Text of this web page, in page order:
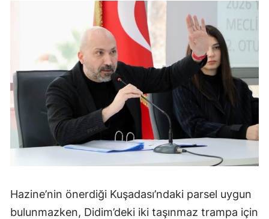
Hazine’nin önerdiği Kuşadası’ndaki parsel uygun
bulunmazken, Didim’deki iki taşınmaz trampa için